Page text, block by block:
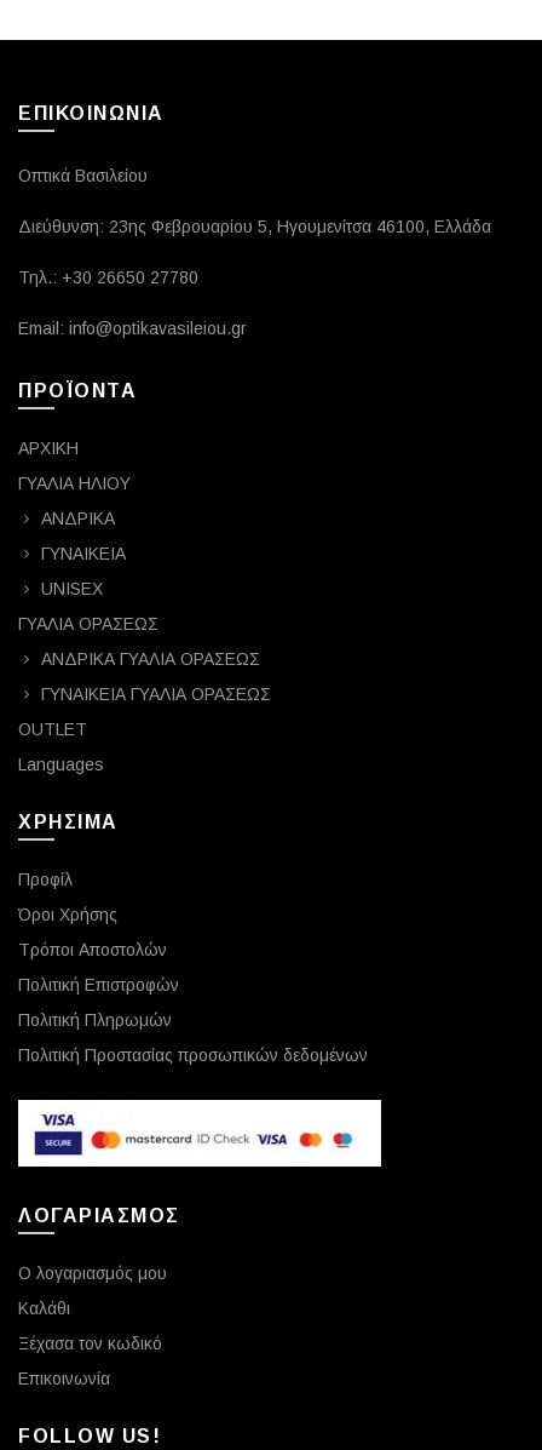
ΕΠΙΚΟΙΝΩΝΙΑ
Οπτικά Βασιλείου
Διεύθυνση: 23ης Φεβρουαρίου 5, Ηγουμενίτσα 46100, Ελλάδα
Τηλ.: +30 26650 27780
Email: info@optikavasileiou.gr
ΠΡΟΪΟΝΤΑ
ΑΡΧΙΚΗ
ΓΥΑΛΙΑ ΗΛΙΟΥ
ΑΝΔΡΙΚΑ
ΓΥΝΑΙΚΕΙΑ
UNISEX
ΓΥΑΛΙΑ ΟΡΑΣΕΩΣ
ΑΝΔΡΙΚΑ ΓΥΑΛΙΑ ΟΡΑΣΕΩΣ
ΓΥΝΑΙΚΕΙΑ ΓΥΑΛΙΑ ΟΡΑΣΕΩΣ
OUTLET
Languages
ΧΡΗΣΙΜΑ
Προφίλ
Όροι Χρήσης
Τρόποι Αποστολών
Πολιτική Επιστροφών
Πολιτική Πληρωμών
Πολιτική Προστασίας προσωπικών δεδομένων
ΛΟΓΑΡΙΑΣΜΟΣ
Ο λογαριασμός μου
Καλάθι
Ξέχασα τον κωδικό
Επικοινωνία
FOLLOW US!